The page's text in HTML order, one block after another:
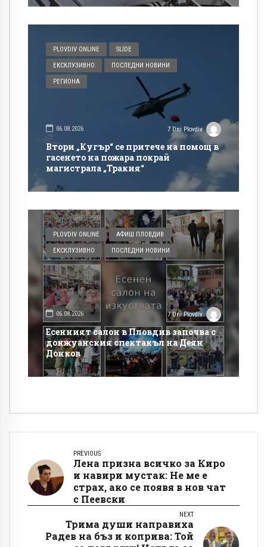
PLOVDIV ONLINE SLIDE
ЕКСКЛУЗИВНО ПОСЛЕДНИ НОВИНИ
РЕГИОНА
06.08.2026 7 Dni Plovdiv
Втори „Кугър“ се притече на помощ в
гасенето на пожара покрай
магистрала „Тракия“
PLOVDIV ONLINE АФИШ ПЛОВДИВ
ЕКСКЛУЗИВНО ПОСЛЕДНИ НОВИНИ
06.08.2026 7 Dni Plovdiv
Есенният салон в Пловдив започва с
донжуанския спектакъл на Деян
Донков
PREVIOUS
Лена призна всичко за Киро
и навири мустак: Не ме е
страх, ако се появя в нов чат
с Пеевски
NEXT
Трима души направиха
Радев на бъз и коприва: Той